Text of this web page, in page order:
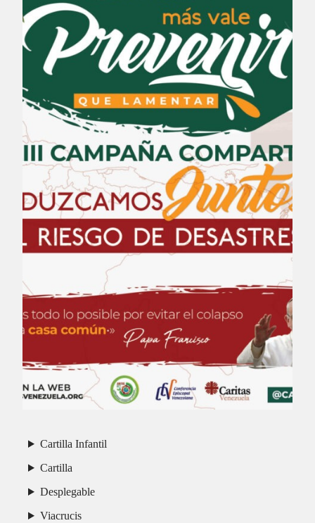
Cartilla Infantil
Cartilla
Desplegable
Viacrucis